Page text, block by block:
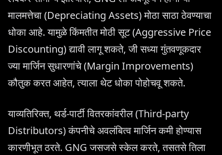
मालमत्तेचा (Depreciating Assets) मोठा साठा ठेवण्याचा
धोका आहे. यामुळे किंमतीत मोठी सूट (Aggressive Price
Discounting) द्यावी लागू शकते, जी सध्या गुंतवणूकदार
ज्या मार्जिन सुधारणांचे (Margin Improvements)
कौतुक करत आहेत, त्याला थेट धोका पोहोचवू शकते.
याव्यतिरिक्त, थर्ड-पार्टी वितरकांवरील (Third-party
Distributors) कंपनीचे अवलंबित्व मार्जिन कमी होण्यास
कारणीभूत ठरते. GNG जसजसे स्केल करते, तसतसे तिला